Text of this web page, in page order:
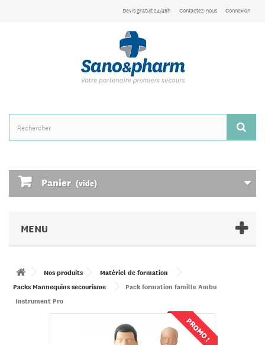
Connexion
Contactez-nous
Devis gratuit 24/48h
Panier (vide)
MENU
Nos produits
Matériel de formation
Packs Mannequins secourisme
Pack formation famille Ambu
Instrument Pro
PROMO !